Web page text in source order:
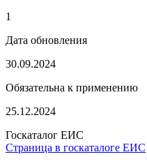
1
Дата обновления
30.09.2024
Обязательна к применению
25.12.2024
Госкаталог ЕИС
Страница в госкаталоге ЕИС